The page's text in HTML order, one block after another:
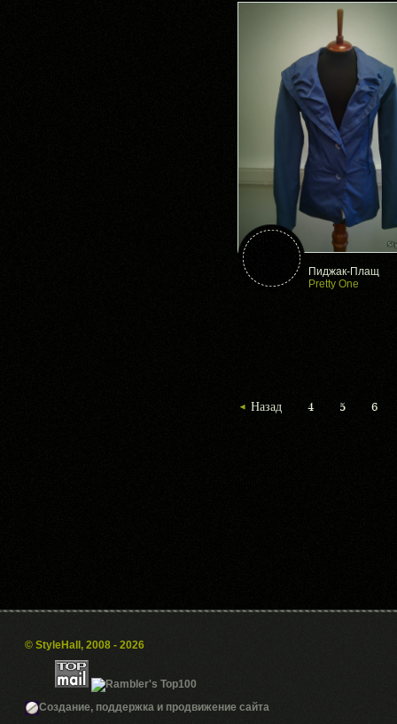
Пиджак-Плащ
Pretty One
Назад 4 5 6
© StyleHall, 2008 - 2026
Создание, поддержка и продвижение сайта